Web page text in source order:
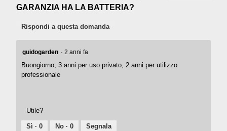
GARANZIA HA LA BATTERIA?
Rispondi a questa domanda
guidogarden · 2 anni fa
Buongiorno, 3 anni per uso privato, 2 anni per utilizzo
professionale
Utile?
Sì ·0 No ·0 Segnala